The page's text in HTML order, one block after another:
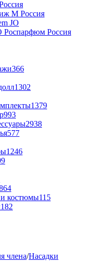
366
1302
1379
993
2938
577
1246
костюмы115
182
члена/Насадки